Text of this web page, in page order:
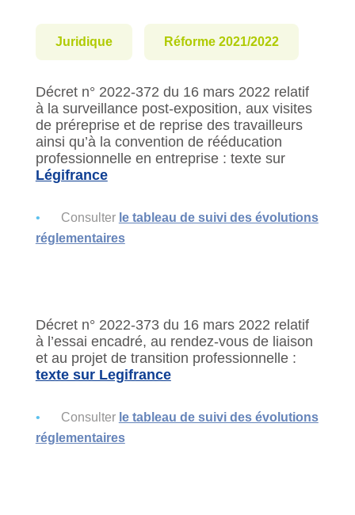
Juridique Réforme 2021/2022
Décret n° 2022-372 du 16 mars 2022 relatif
à la surveillance post-exposition, aux visites
de préreprise et de reprise des travailleurs
ainsi qu’à la convention de rééducation
professionnelle en entreprise : texte sur
Légifrance
Consulter le tableau de suivi des évolutions
réglementaires
Décret n° 2022-373 du 16 mars 2022 relatif
à l’essai encadré, au rendez-vous de liaison
et au projet de transition professionnelle :
texte sur Legifrance
Consulter le tableau de suivi des évolutions
réglementaires